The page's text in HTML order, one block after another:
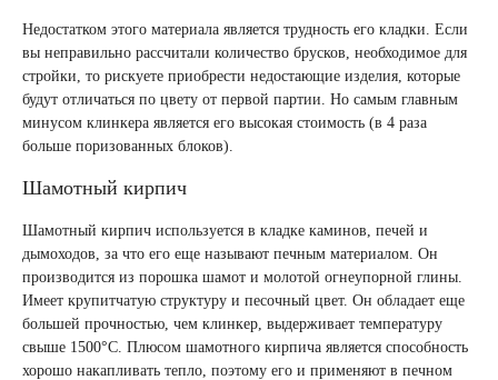
Недостатком этого материала является трудность его кладки. Если
вы неправильно рассчитали количество брусков, необходимое для
стройки, то рискуете приобрести недостающие изделия, которые
будут отличаться по цвету от первой партии. Но самым главным
минусом клинкера является его высокая стоимость (в 4 раза
больше поризованных блоков).
Шамотный кирпич
Шамотный кирпич используется в кладке каминов, печей и
дымоходов, за что его еще называют печным материалом. Он
производится из порошка шамот и молотой огнеупорной глины.
Имеет крупитчатую структуру и песочный цвет. Он обладает еще
большей прочностью, чем клинкер, выдерживает температуру
свыше 1500°С. Плюсом шамотного кирпича является способность
хорошо накапливать тепло, поэтому его и применяют в печном